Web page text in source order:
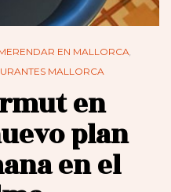
EN MALLORCA
MALLORCA
en
plan
en el